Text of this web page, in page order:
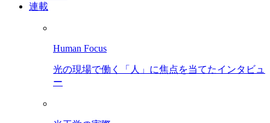
連載
Human Focus
光の現場で働く「人」に焦点を当てたインタビュ
ー